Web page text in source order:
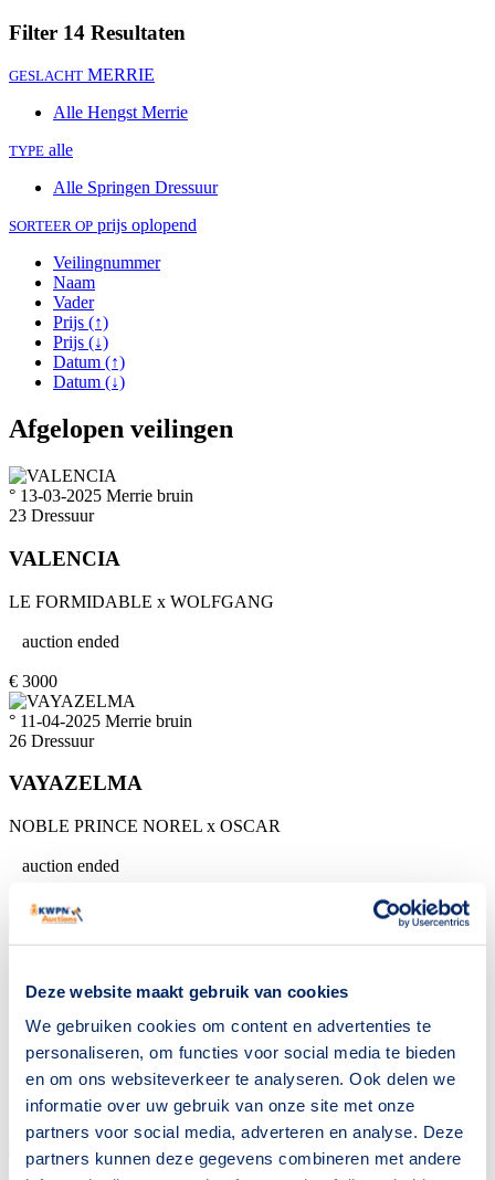
Deze website maakt gebruik van cookies
We gebruiken cookies om content en advertenties te
personaliseren, om functies voor social media te bieden
en om ons websiteverkeer te analyseren. Ook delen we
informatie over uw gebruik van onze site met onze
partners voor social media, adverteren en analyse. Deze
partners kunnen deze gegevens combineren met andere
Filter 14 Resultaten
GESLACHT MERRIE
Alle Hengst Merrie
TYPE alle
Alle Springen Dressuur
SORTEER OP prijs oplopend
Veilingnummer
Naam
Vader
Prijs (↑)
Prijs (↓)
Datum (↑)
Datum (↓)
Afgelopen veilingen
° 13-03-2025 Merrie bruin
23 Dressuur
VALENCIA
LE FORMIDABLE x WOLFGANG
auction ended
€ 3000
° 11-04-2025 Merrie bruin
26 Dressuur
VAYAZELMA
NOBLE PRINCE NOREL x OSCAR
auction ended
3000
° 23-04-2025Merrievos
ROCKY NOREL DETTORI
auction ended
3000
° 27-03-2025Merrie bruin